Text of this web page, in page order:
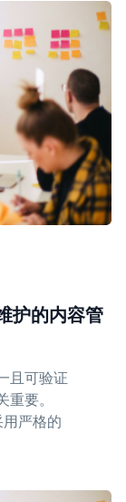
护的内容管
且可验证
要。
严格的